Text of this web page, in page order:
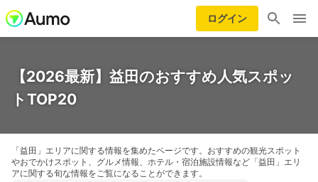
ログイン
【2026最新】益田のおすすめ人気スポッ
トTOP20
「益田」エリアに関する情報を集めたページです。おすすめの観光スポット
やおでかけスポット、グルメ情報、ホテル・宿泊施設情報など「益田」エリ
アに関する旬な情報をご覧になることができます。